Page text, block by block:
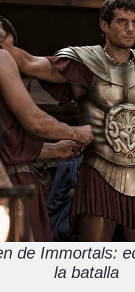
de Immortals:
la batalla